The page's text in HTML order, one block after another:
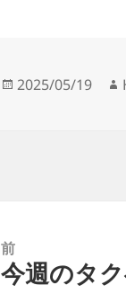
投
2025/05/19
前
前
今週のタ